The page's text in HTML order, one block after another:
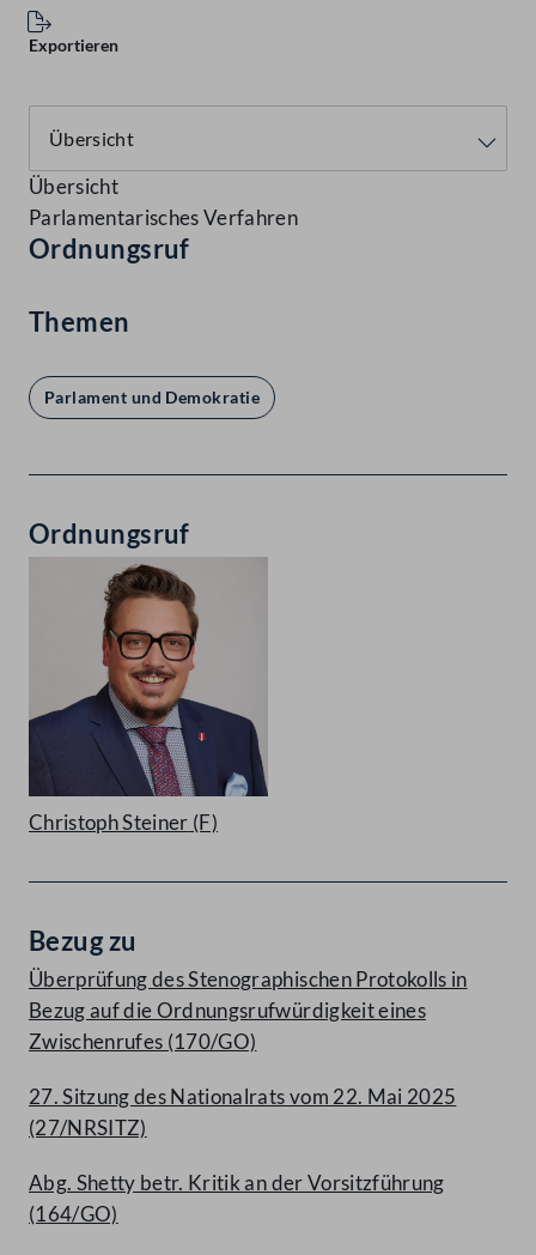
Exportieren
Übersicht
Parlamentarisches Verfahren
Ordnungsruf
Themen
Parlament und Demokratie
Ordnungsruf
Christoph Steiner (F)
Bezug zu
Überprüfung des Stenographischen Protokolls in
Bezug auf die Ordnungsrufwürdigkeit eines
Zwischenrufes (170/GO)
27. Sitzung des Nationalrats vom 22. Mai 2025
(27/NRSITZ)
Abg. Shetty betr. Kritik an der Vorsitzführung
(164/GO)